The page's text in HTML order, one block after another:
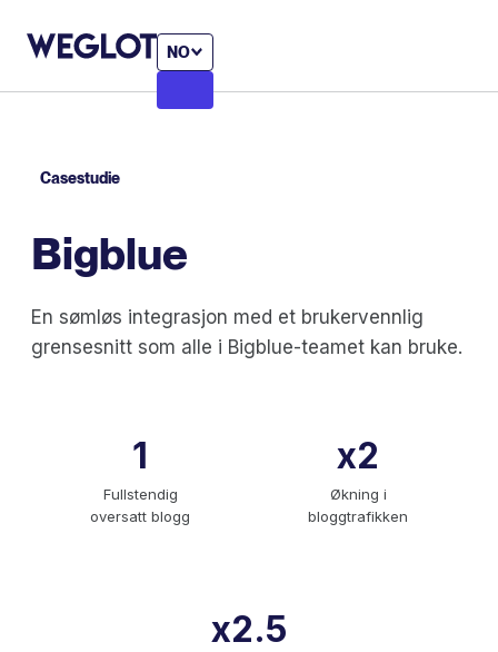
NO
Casestudie
Bigblue
En sømløs integrasjon med et brukervennlig
grensesnitt som alle i Bigblue-teamet kan bruke.
1
Fullstendig
oversatt blogg
x2
Økning i
bloggtrafikken
x2.5